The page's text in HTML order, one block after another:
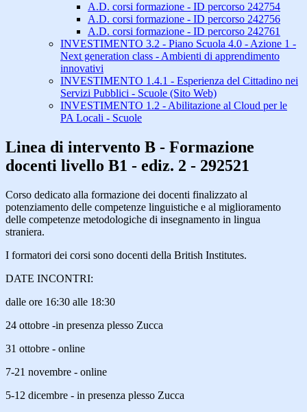
A.D. corsi formazione - ID percorso 242754
A.D. corsi formazione - ID percorso 242756
A.D. corsi formazione - ID percorso 242761
INVESTIMENTO 3.2 - Piano Scuola 4.0 - Azione 1 -
Next generation class - Ambienti di apprendimento
innovativi
INVESTIMENTO 1.4.1 - Esperienza del Cittadino nei
Servizi Pubblici - Scuole (Sito Web)
INVESTIMENTO 1.2 - Abilitazione al Cloud per le
PA Locali - Scuole
Linea di intervento B - Formazione
docenti livello B1 - ediz. 2 - 292521
Corso dedicato alla formazione dei docenti finalizzato al
potenziamento delle competenze linguistiche e al miglioramento
delle competenze metodologiche di insegnamento in lingua
straniera.
I formatori dei corsi sono docenti della British Institutes.
DATE INCONTRI:
dalle ore 16:30 alle 18:30
24 ottobre -in presenza plesso Zucca
31 ottobre - online
7-21 novembre - online
5-12 dicembre - in presenza plesso Zucca